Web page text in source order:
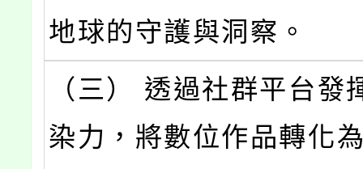
地球的守護與洞察。
（三） 透過社群平台發
染力，將數位作品轉化